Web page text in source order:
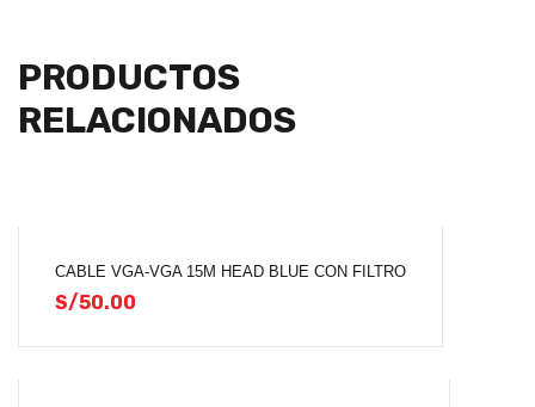
PRODUCTOS
RELACIONADOS
CABLE VGA-VGA 15M HEAD BLUE CON FILTRO
S/50.00